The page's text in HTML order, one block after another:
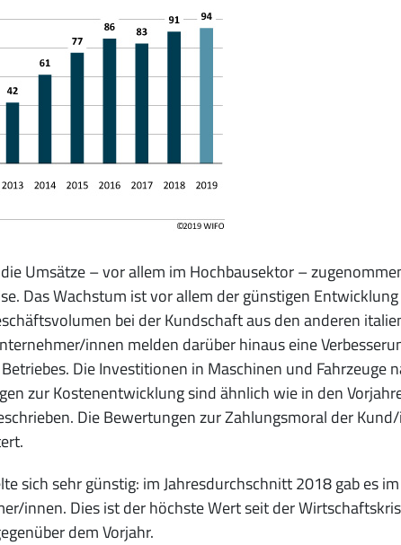
Umsätze – vor allem im Hochbausektor –
Das Wachstum ist vor allem der günstigen
bei der Kundschaft aus den anderen
innen melden darüber hinaus eine
Die Investitionen in Maschinen und Fahrzeuge
zur Kostenentwicklung sind ähnlich wie in den
Die Bewertungen zur Zahlungsmoral der
sich sehr günstig: im Jahresdurchschnitt 2018 gab es
innen. Dies ist der höchste Wert seit der
dem Vorjahr.